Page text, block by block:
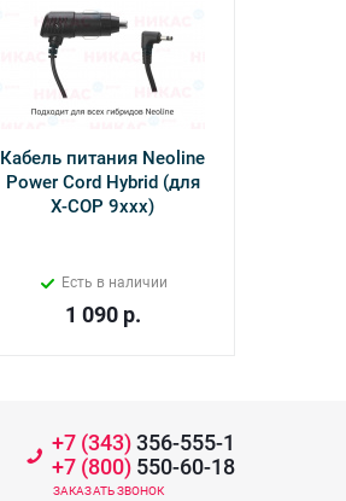
Кабель питания Neoline
Power Cord Hybrid (для
Х-СОР 9ххх)
Есть в наличии
1 090р.
+7 (343)356-555-1
+7 (800) 550-60-18
ЗАКАЗАТЬ ЗВОНОК